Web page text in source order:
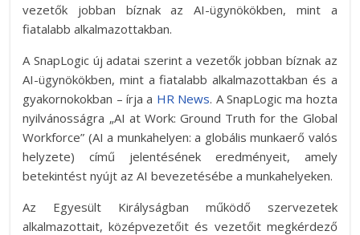
vezetők jobban bíznak az AI-ügynökökben, mint a
fiatalabb alkalmazottakban.
A SnapLogic új adatai szerint a vezetők jobban bíznak az
AI-ügynökökben, mint a fiatalabb alkalmazottakban és a
gyakornokokban – írja a HR News. A SnapLogic ma hozta
nyilvánosságra „AI at Work: Ground Truth for the Global
Workforce” (AI a munkahelyen: a globális munkaerő valós
helyzete) című jelentésének eredményeit, amely
betekintést nyújt az AI bevezetésébe a munkahelyeken.
Az Egyesült Királyságban működő szervezetek
alkalmazottait, középvezetőit és vezetőit megkérdező